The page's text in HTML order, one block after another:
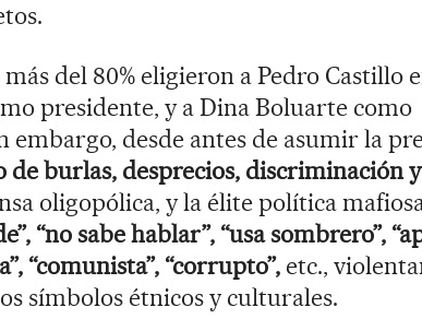
del 80% eligieron a Pedro Castillo
presidente, y a Dina Boluarte como
embargo, desde antes de asumir la
de burlas, desprecios, discriminación
oligopólica, y la élite política
“no sabe hablar”, “usa sombrero”,
“comunista”, “corrupto”, etc.,
símbolos étnicos y culturales.